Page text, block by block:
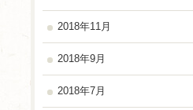
2018年11月
2018年9月
2018年7月